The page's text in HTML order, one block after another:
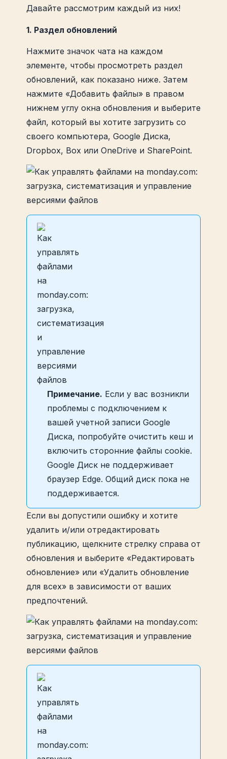
Давайте рассмотрим каждый из них!
1. Раздел обновлений
Нажмите значок чата на каждом
элементе, чтобы просмотреть раздел
обновлений, как показано ниже. Затем
нажмите «Добавить файлы» в правом
нижнем углу окна обновления и выберите
файл, который вы хотите загрузить со
своего компьютера, Google Диска,
Dropbox, Box или OneDrive и SharePoint.
Примечание. Если у вас возникли
проблемы с подключением к
вашей учетной записи Google
Диска, попробуйте очистить кеш и
включить сторонние файлы cookie.
Google Диск не поддерживает
браузер Edge. Общий диск пока не
поддерживается.
Если вы допустили ошибку и хотите
удалить и/или отредактировать
публикацию, щелкните стрелку справа от
обновления и выберите «Редактировать
обновление» или «Удалить обновление
для всех» в зависимости от ваших
предпочтений.